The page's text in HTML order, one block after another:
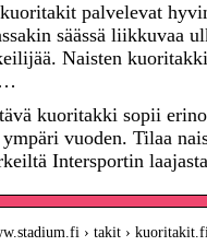
palvelevat
säässä liikkuvaa
Naisten
kuoritakki sopii
vuoden. Tilaa
Intersportin
› takit ›